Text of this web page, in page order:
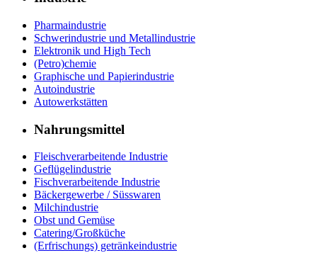
Pharmaindustrie
Schwerindustrie und Metallindustrie
Elektronik und High Tech
(Petro)chemie
Graphische und Papierindustrie
Autoindustrie
Autowerkstätten
Nahrungsmittel
Fleischverarbeitende Industrie
Geflügelindustrie
Fischverarbeitende Industrie
Bäckergewerbe / Süsswaren
Milchindustrie
Obst und Gemüse
Catering/Großküche
(Erfrischungs) getränkeindustrie